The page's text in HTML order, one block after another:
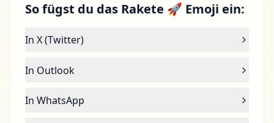
So fügst du das Rakete 🚀 Emoji ein:
In X (Twitter)
In Outlook
In WhatsApp